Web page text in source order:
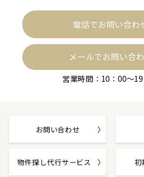
電話でお問い合わ
メールでお問い合
営業時間：10：00～
お問い合わせ
物件探し代行サービス 初